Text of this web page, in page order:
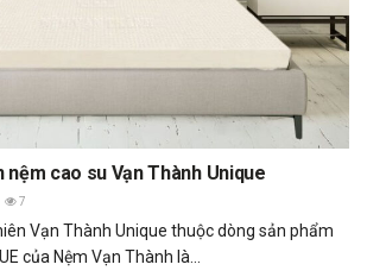
nệm cao su Vạn Thành Unique
7
Vạn Thành Unique thuộc dòng sản phẩm
của Nệm Vạn Thành là...